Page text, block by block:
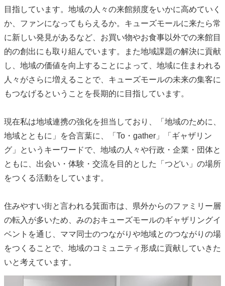
目指しています。地域の人々の来館頻度をいかに高めていく
か、ファンになってもらえるか。キューズモールに来たら常
に新しい発見があるなど、お買い物やお食事以外での来館目
的の創出にも取り組んでいます。また地域課題の解決に貢献
し、地域の価値を向上することによって、地域に住まわれる
人々がさらに増えることで、キューズモールの未来の集客に
もつなげるということを長期的に目指しています。
現在私は地域連携の強化を担当しており、「地域のために、
地域とともに」を合言葉に、「To・gather」「ギャザリン
グ」というキーワードで、地域の人々や行政・企業・団体と
ともに、出会い・体験・交流を目的とした「つどい」の場所
をつくる活動をしています。
住みやすい街と言われる箕面市は、県外からのファミリー層
の転入が多いため、みのおキューズモールのギャザリングイ
ベントを通じ、ママ同士のつながりや地域とのつながりの場
をつくることで、地域のコミュニティ形成に貢献していきた
いと考えています。